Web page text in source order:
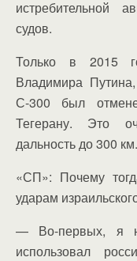
истребительной
судов.
Только в 2015
Владимира
С-300 был
Тегерану. Это
дальность до 300 км.
«СП»: Почему
ударам
— Во-первых, я
использовал